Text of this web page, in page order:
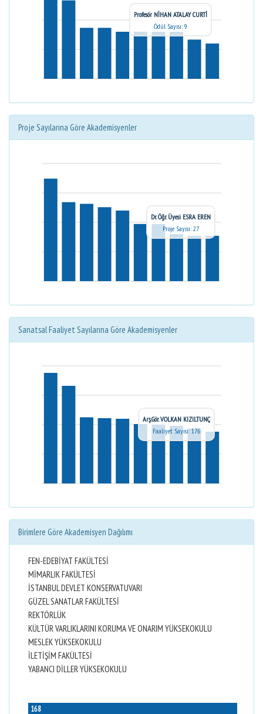
Profesör NİHAN ATALAY CURTİ
Ödül Sayısı: 9
Proje Sayılarına Göre Akademisyenler
Dr. Öğr. Üyesi ESRA EREN
Proje Sayısı: 27
Sanatsal Faaliyet Sayılarına Göre Akademisyenler
Arş.Gör. VOLKAN KIZILTUNÇ
Faaliyet Sayısı: 176
Birimlere Göre Akademisyen Dağılımı
FEN-EDEBİYAT FAKÜLTESİ
MİMARLIK FAKÜLTESİ
İSTANBUL DEVLET KONSERVATUVARI
GÜZEL SANATLAR FAKÜLTESİ
REKTÖRLÜK
KÜLTÜR VARLIKLARINI KORUMA VE ONARIM YÜKSEKOKULU
MESLEK YÜKSEKOKULU
İLETİŞİM FAKÜLTESİ
YABANCI DİLLER YÜKSEKOKULU
168